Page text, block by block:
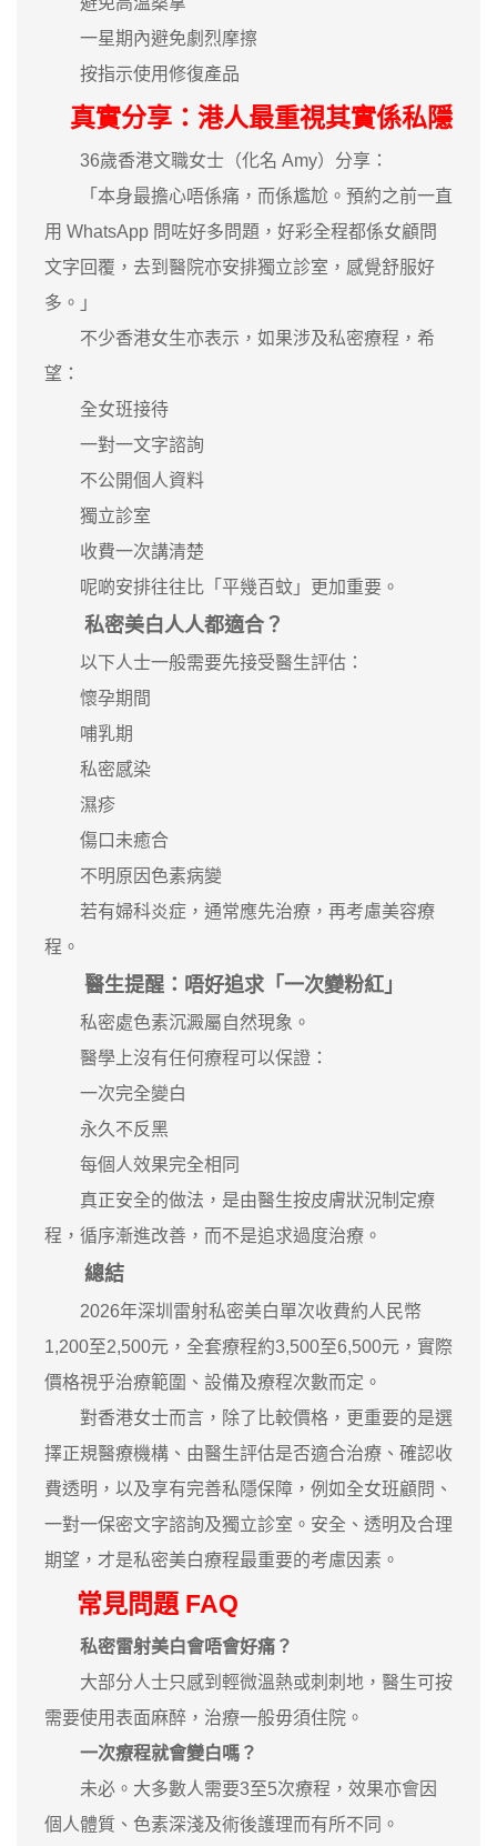
一星期內避免劇烈摩擦
按指示使用修復產品
真實分享：港人最重視其實係私隱
36歲香港文職女士（化名 Amy）分享：
「本身最擔心唔係痛，而係尷尬。預約之前一直
用 WhatsApp 問咗好多問題，好彩全程都係女顧問
文字回覆，去到醫院亦安排獨立診室，感覺舒服好
多。」
不少香港女生亦表示，如果涉及私密療程，希
望：
全女班接待
一對一文字諮詢
不公開個人資料
獨立診室
收費一次講清楚
呢啲安排往往比「平幾百蚊」更加重要。
私密美白人人都適合？
以下人士一般需要先接受醫生評估：
懷孕期間
哺乳期
私密感染
濕疹
傷口未癒合
不明原因色素病變
若有婦科炎症，通常應先治療，再考慮美容療
程。
醫生提醒：唔好追求「一次變粉紅」
私密處色素沉澱屬自然現象。
醫學上沒有任何療程可以保證：
一次完全變白
永久不反黑
每個人效果完全相同
真正安全的做法，是由醫生按皮膚狀況制定療
程，循序漸進改善，而不是追求過度治療。
總結
2026年深圳雷射私密美白單次收費約人民幣
1,200至2,500元，全套療程約3,500至6,500元，實際
價格視乎治療範圍、設備及療程次數而定。
對香港女士而言，除了比較價格，更重要的是選
擇正規醫療機構、由醫生評估是否適合治療、確認收
費透明，以及享有完善私隱保障，例如全女班顧問、
一對一保密文字諮詢及獨立診室。安全、透明及合理
期望，才是私密美白療程最重要的考慮因素。
常見問題 FAQ
私密雷射美白會唔會好痛？
大部分人士只感到輕微溫熱或刺刺地，醫生可按
需要使用表面麻醉，治療一般毋須住院。
一次療程就會變白嗎？
未必。大多數人需要3至5次療程，效果亦會因
個人體質、色素深淺及術後護理而有所不同。